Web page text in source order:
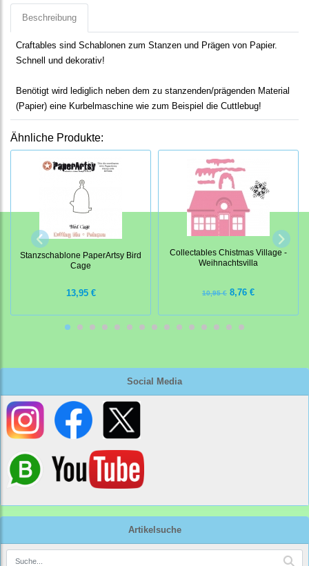
Social Media
Artikelsuche
Beschreibung
Craftables sind Schablonen zum Stanzen und Prägen von Papier.
Schnell und dekorativ!
Benötigt wird lediglich neben dem zu stanzenden/prägenden Material
(Papier) eine Kurbelmaschine wie zum Beispiel die Cuttlebug!
Ähnliche Produkte:
Stanzschablone PaperArtsy Bird
Cage
13,95 €
Collectables Chistmas Village -
Weihnachtsvilla
10,95 € 8,76 €